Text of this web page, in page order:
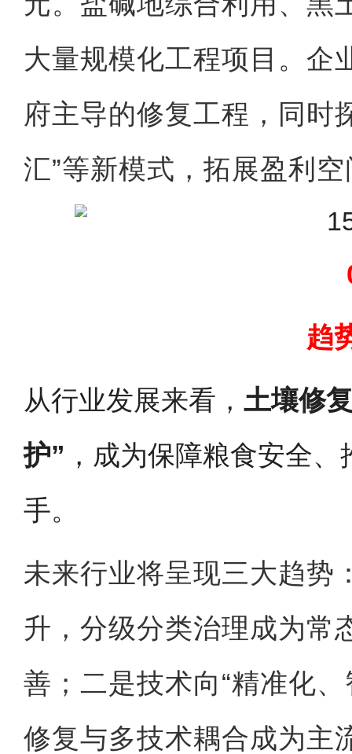
大量规模化工程项目。企
府主导的修复工程，同时
汇”等新模式，拓展盈利
趋
从行业发展来看， 土壤修
护” ，成为保障粮食安全
手。
未来行业将呈现三大趋势
升，分级分类治理成为常
善；二是技术向“精准化
修复与多技术耦合成为主